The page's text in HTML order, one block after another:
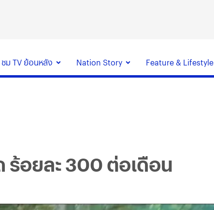
ชม TV ย้อนหลัง Nation Story Feature & Lifestyle
ร้อยละ 300 ต่อเดือน